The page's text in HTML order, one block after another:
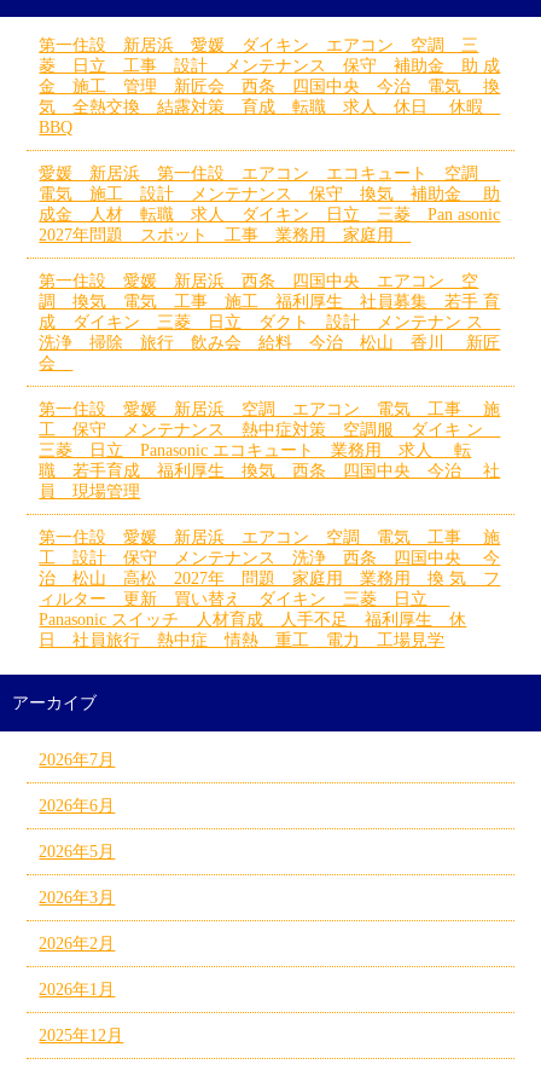
第一住設 新居浜 愛媛 ダイキン エアコン 空調 三
菱 日立 工事 設計 メンテナンス 保守 補助金 助 成
金 施工 管理 新匠会 西条 四国中央 今治 電気 換
気 全熱交換 結露対策 育成 転職 求人 休日 休暇
BBQ
愛媛 新居浜 第一住設 エアコン エコキュート 空調
電気 施工 設計 メンテナンス 保守 換気 補助金 助
成金 人材 転職 求人 ダイキン 日立 三菱 Pan asonic
2027年問題 スポット 工事 業務用 家庭用
第一住設 愛媛 新居浜 西条 四国中央 エアコン 空
調 換気 電気 工事 施工 福利厚生 社員募集 若手 育
成 ダイキン 三菱 日立 ダクト 設計 メンテナン ス
洗浄 掃除 旅行 飲み会 給料 今治 松山 香川 新匠
会
第一住設 愛媛 新居浜 空調 エアコン 電気 工事 施
工 保守 メンテナンス 熱中症対策 空調服 ダイキ ン
三菱 日立 Panasonic エコキュート 業務用 求人 転
職 若手育成 福利厚生 換気 西条 四国中央 今治 社
員 現場管理
第一住設 愛媛 新居浜 エアコン 空調 電気 工事 施
工 設計 保守 メンテナンス 洗浄 西条 四国中央 今
治 松山 高松 2027年 問題 家庭用 業務用 換 気 フ
ィルター 更新 買い替え ダイキン 三菱 日立
Panasonic スイッチ 人材育成 人手不足 福利厚生 休
日 社員旅行 熱中症 情熱 重工 電力 工場見学
アーカイブ
2026年7月
2026年6月
2026年5月
2026年3月
2026年2月
2026年1月
2025年12月